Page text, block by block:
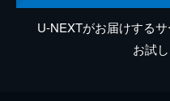
U-NEXTがお届けする
お試し